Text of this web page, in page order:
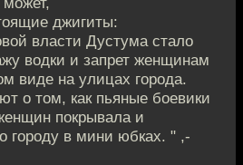
джигиты:
власти Дустума стало
водки и запрет женщинам
виде на улицах города.
о том, как пьяные боевики
покрывала и
городу в мини юбках. " ,-